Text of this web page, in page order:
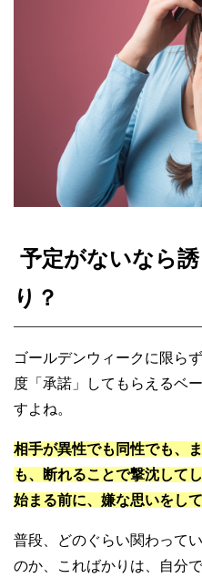
予定がないなら
り？
ゴールデンウィークに限ら
度「承諾」してもらえるベ
すよね。
相手が異性でも同性でも、
も、断れることで撃沈して
始まる前に、嫌な思いをして
普段、どのぐらい関わって
のか、こればかりは、自分